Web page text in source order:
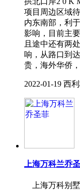
项目周边区域
内东南部，利
影响，目前主
且途中还有两
响，从路口到
贵，海外华侨
2022-01-19 西
上海万科兰乔
上海万科别